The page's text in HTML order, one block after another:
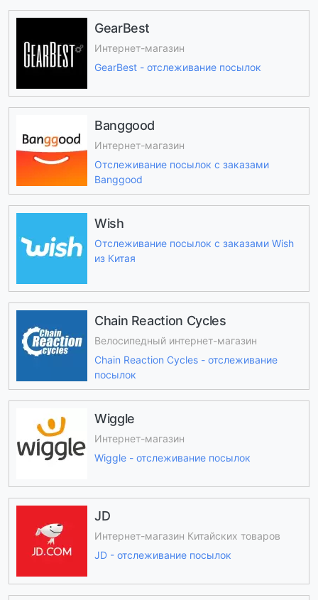
GearBest
Интернет-магазин
GearBest - отслеживание посылок
Banggood
Интернет-магазин
Отслеживание посылок с заказами
Banggood
Wish
Отслеживание посылок с заказами Wish
из Китая
Chain Reaction Cycles
Велосипедный интернет-магазин
Chain Reaction Cycles - отслеживание
посылок
Wiggle
Интернет-магазин
Wiggle - отслеживание посылок
JD
Интернет-магазин Китайских товаров
JD - отслеживание посылок